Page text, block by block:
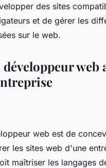
des sites
et de gérer les
sur le web.
web
web est de
les sites web d'une
maîtriser les langages